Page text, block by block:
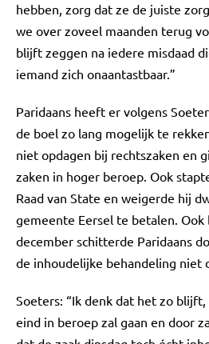
hebben, zorg dat ze de juiste
we over zoveel maanden terug
blijft zeggen na iedere misdaad
iemand zich onaantastbaar.”
Paridaans heeft er volgens
de boel zo lang mogelijk te
niet opdagen bij rechtszaken en
zaken in hoger beroep. Ook
Raad van State en weigerde hij
gemeente Eersel te betalen.
december schitterde Paridaans
de inhoudelijke behandeling niet
Soeters: “Ik denk dat het zo
eind in beroep zal gaan en door